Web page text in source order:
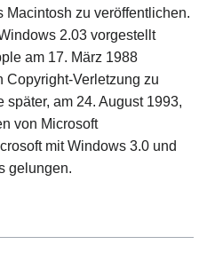
Macintosh zu veröffentlichen.
2.03 vorgestellt
am 17. März 1988
Copyright-Verletzung zu
am 24. August 1993,
von Microsoft
mit Windows 3.0 und
gelungen.